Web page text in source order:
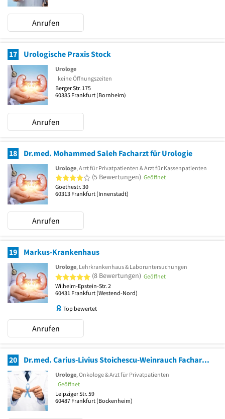
Anrufen
17 Urologische Praxis Stock
Urologe
keine Öffnungszeiten
Berger Str. 175
60385 Frankfurt (Bornheim)
Anrufen
18 Dr.med. Mohammed Saleh Facharzt für Urologie
Urologe, Arzt für Privatpatienten & Arzt für Kassenpatienten
4 von 5 Sternen
(5 Bewertungen) Geöffnet
Goethestr. 30
60313 Frankfurt (Innenstadt)
Anrufen
19 Markus-Krankenhaus
Urologe, Lehrkrankenhaus & Laboruntersuchungen
5 von 5 Sternen
(8 Bewertungen) Geöffnet
Wilhelm-Epstein-Str. 2
60431 Frankfurt (Westend-Nord)
Top bewertet
Anrufen
20 Dr.med. Carius-Livius Stoichescu-Weinrauch Facharzt für Urologie
Urologe, Onkologe & Arzt für Privatpatienten
Geöffnet
Leipziger Str. 59
60487 Frankfurt (Bockenheim)